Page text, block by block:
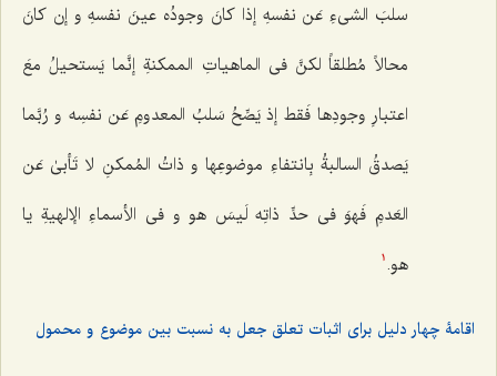
سلبَ الشی‌ءِ عَن نفسهِ إذا کانَ وجودُه عینَ نفسهِ و إن کانَ
محالاً مُطلقاً لکنَّ فی الماهیاتِ الممکنةِ إنَّما یَستحیلُ معَ
اعتبارِ وجودِها فَقط إذ یَصِّحُ سَلبُ المعدومِ عَن نفسِه و رُبَّما
یَصدقُ السالبةُ بِانتفاءِ موضوعِها و ذاتُ المُمکنِ لا تَأبىٰ عَن
العَدمِ فَهوَ فی حدِّ ذاتِه لَیسَ هو و فی الأسماءِ الإلهیةِ یا
هو. 1
اقامۀ چهار دلیل برای اثبات تعلق جعل به نسبت بین موضوع و محمول